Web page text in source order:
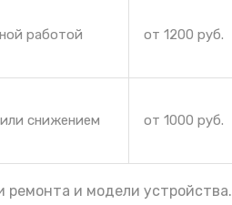
работой
от 1200 руб.
снижением
от 1000 руб.
ремонта и модели устройства.